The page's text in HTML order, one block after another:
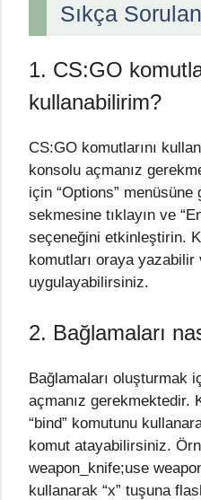
Sıkça
1. CS:GO
kullanabilirim?
CS:GO komutlarını
konsolu açmanız
için “Options” menüsüne
sekmesine tıklayın ve
seçeneğini etkinleştirin.
komutları oraya
uygulayabilirsiniz.
2. Bağlamaları
Bağlamaları oluşturmak
açmanız gerekmektedir.
“bind” komutunu
komut atayabilirsiniz.
weapon_knife;use
kullanarak “x” tuşuna